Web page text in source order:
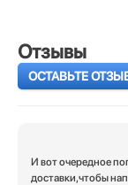
Отзывы
ОСТАВЬТЕ
И вот очередное
доставки,чтобы